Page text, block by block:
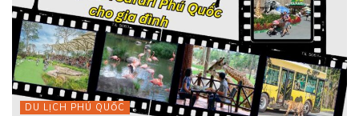
DU LỊCH PHÚ QUỐC